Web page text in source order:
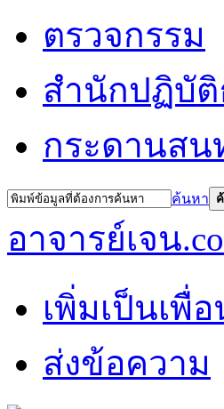
ตรวจกรรม
สำนักปฏิบัติ
กระดานสน
ค้นหา
อาจารย์เจน
เพิ่มเป็นเพื่
ส่งข้อความ